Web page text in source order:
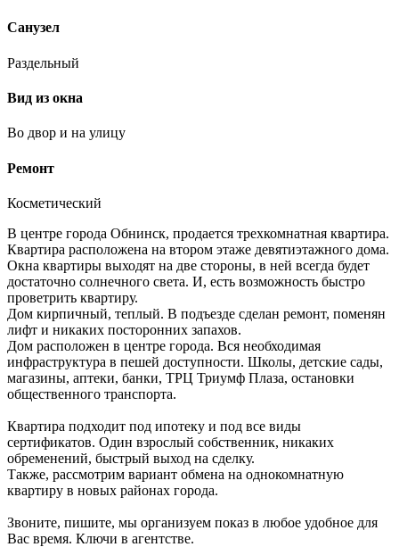
Санузел
Раздельный
Вид из окна
Во двор и на улицу
Ремонт
Косметический
В центре города Обнинск, продается трехкомнатная квартира.
Квартира расположена на втором этаже девятиэтажного дома.
Окна квартиры выходят на две стороны, в ней всегда будет
достаточно солнечного света. И, есть возможность быстро
проветрить квартиру.
Дом кирпичный, теплый. В подъезде сделан ремонт, поменян
лифт и никаких посторонних запахов.
Дом расположен в центре города. Вся необходимая
инфраструктура в пешей доступности. Школы, детские сады,
магазины, аптеки, банки, ТРЦ Триумф Плаза, остановки
общественного транспорта.
Квартира подходит под ипотеку и под все виды
сертификатов. Один взрослый собственник, никаких
обременений, быстрый выход на сделку.
Также, рассмотрим вариант обмена на однокомнатную
квартиру в новых районах города.
Звоните, пишите, мы организуем показ в любое удобное для
Вас время. Ключи в агентстве.